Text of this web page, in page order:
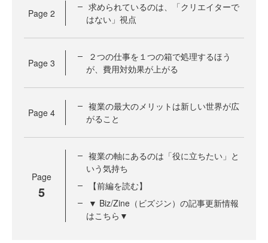
Page 2
求められているのは、「クリエイターで
はない」視点
Page 3
２つの仕事を１つの箱で処理するほう
が、費用対効果が上がる
Page 4
複業の最大のメリットは新しい世界が広
がること
Page
5
複業の軸にあるのは「役に立ちたい」と
いう気持ち
【前編を読む】
▼ Biz/Zine（ビズジン）の記事更新情報
はこちら▼